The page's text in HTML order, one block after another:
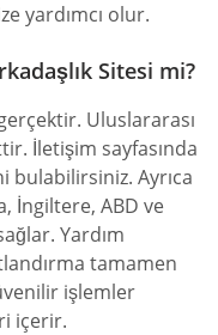
yardımcı olur.
Sitesi mi?
Uluslararası
İletişim sayfasında
bulabilirsiniz. Ayrıca
İngiltere, ABD ve
Yardım
tamamen
işlemler
içerir.